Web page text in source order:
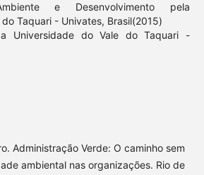
e Desenvolvimento pela
Taquari - Univates, Brasil(2015)
Universidade do Vale do Taquari -
Administração Verde: O caminho sem
ambiental nas organizações. Rio de